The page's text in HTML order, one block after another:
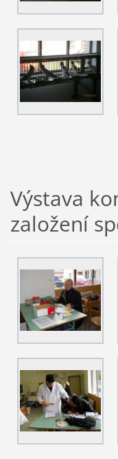
Výstava
založení